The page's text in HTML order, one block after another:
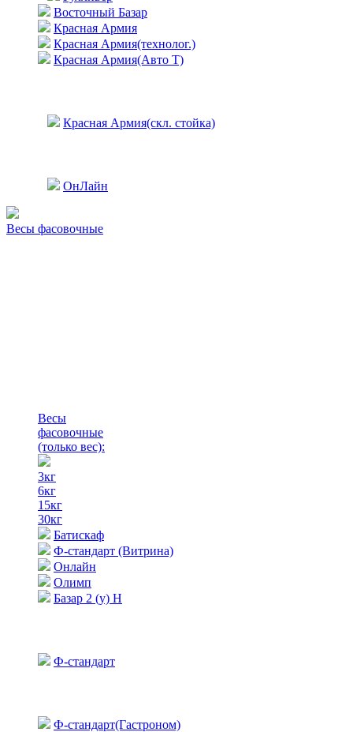
Восточный Базар
Красная Армия
Красная Армия(технолог.)
Красная Армия(Авто Т)
Красная Армия(скл. стойка)
ОнЛайн
Весы фасовочные
Весы
фасовочные
(только вес):
3кг
6кг
15кг
30кг
Батискаф
Ф-стандарт (Витрина)
Онлайн
Олимп
Базар 2 (у) Н
Ф-стандарт
Ф-стандарт(Гастроном)